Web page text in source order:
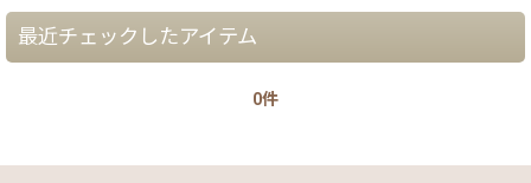
並び順:
絞り込む
【夏】さわやかパッケージ
【銘菓撰29・秋冬】洋菓子ギフト（贈答）
最近チェックしたアイテム
0件